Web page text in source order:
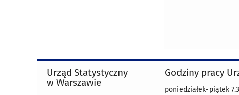
Urząd Statystyczny
w Warszawie
Godziny pracy
poniedziałek-piątek